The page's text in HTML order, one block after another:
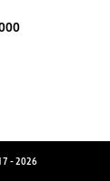
- 2026